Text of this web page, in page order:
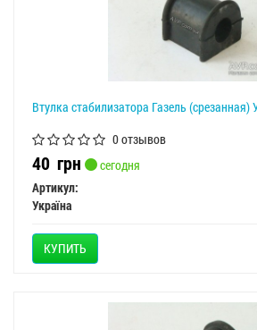
Втулка стабилизатора Газель (срезанная)
0 отзывов
40 грн
сегодня
Артикул:
Україна
КУПИТЬ